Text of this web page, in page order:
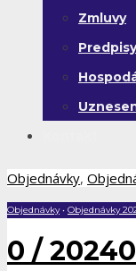
Zmluvy
Objednávky,
Objednávky• Objednávky
0 /